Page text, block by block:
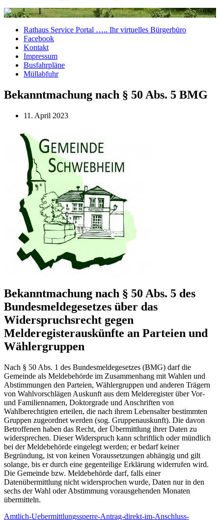
Rathaus Service Portal ….. Ihr virtuelles Bürgerbüro
Facebook
Kontakt
Impressum
Busfahrpläne
Müllabfuhr
Bekanntmachung nach § 50 Abs. 5 BMG
11. April 2023
Bekanntmachung nach § 50 Abs. 5 des
Bundesmeldegesetzes über das
Widerspruchsrecht gegen
Melderegisterauskünfte an Parteien und
Wählergruppen
Nach § 50 Abs. 1 des Bundesmeldegesetzes (BMG) darf die
Gemeinde als Meldebehörde im Zusammenhang mit Wahlen und
Abstimmungen den Parteien, Wählergruppen und anderen Trägern
von Wahlvorschlägen Auskunft aus dem Melderegister über Vor-
und Familiennamen, Doktorgrade und Anschriften von
Wahlberechtigten erteilen, die nach ihrem Lebensalter bestimmten
Gruppen zugeordnet werden (sog. Gruppenauskunft). Die davon
Betroffenen haben das Recht, der Übermittlung ihrer Daten zu
widersprechen. Dieser Widerspruch kann schriftlich oder mündlich
bei der Meldebehörde eingelegt werden; er bedarf keiner
Begründung, ist von keinen Voraussetzungen abhängig und gilt
solange, bis er durch eine gegenteilige Erklärung widerrufen wird.
Die Gemeinde bzw. Meldebehörde darf, falls einer
Datenübermittlung nicht widersprochen wurde, Daten nur in den
sechs der Wahl oder Abstimmung vorausgehenden Monaten
übermitteln.
Amtlich-Uebermittlungssperre-Antrag-direkt-im-Anschluss-